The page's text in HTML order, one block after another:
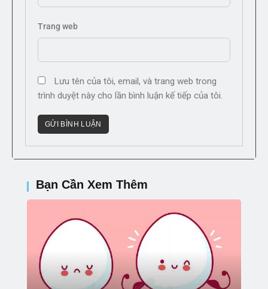
Trang web
Lưu tên của tôi, email, và trang web trong
trình duyệt này cho lần bình luận kế tiếp của tôi.
Bạn Cần Xem Thêm